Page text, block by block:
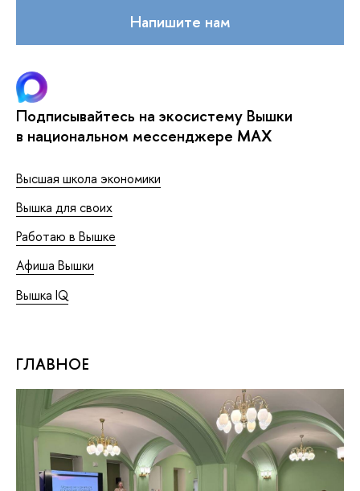
Напишите нам
Подписывайтесь на экосистему Вышки
в национальном мессенджере MAX
Высшая школа экономики
Вышка для своих
Работаю в Вышке
Афиша Вышки
Вышка IQ
ГЛАВНОЕ